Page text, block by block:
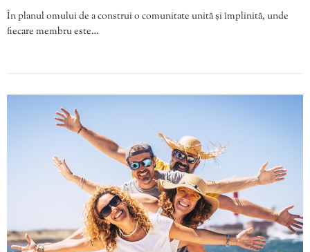
În planul omului de a construi o comunitate unită și împlinită, unde
fiecare membru este…